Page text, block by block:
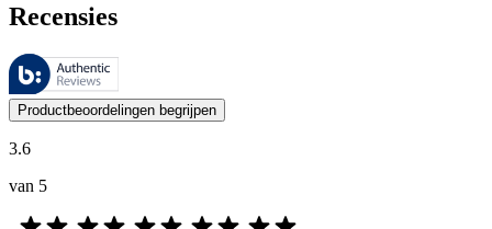
Recensies
Deze beoordelingen worden beheerd door Bazaarvoice en voldoen
De mening van onze klanten is nuttig voor iedereen, of het nu een
Productbeoordelingen begrijpen
3.6
van 5